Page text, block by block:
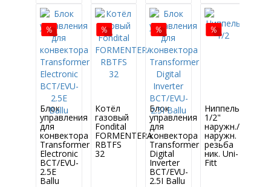
Блок
управления
для
конвектора
Transformer
Electronic
BCT/EVU-
2.5E
Ballu
Котёл
газовый
Fondital
FORMENTERA
RBTFS
32
Блок
управления
для
конвектора
Transformer
Digital
Inverter
BCT/EVU-
2.5I Ballu
Ниппель
1/2"
наружн./
наружн.
резьба
ник. Uni-
Fitt